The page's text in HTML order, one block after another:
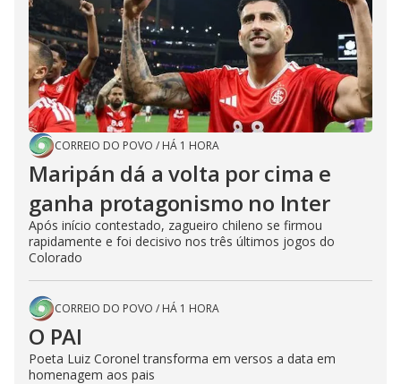
CORREIO DO POVO / HÁ 1 HORA
Maripán dá a volta por cima e
ganha protagonismo no Inter
Após início contestado, zagueiro chileno se firmou
rapidamente e foi decisivo nos três últimos jogos do
Colorado
CORREIO DO POVO / HÁ 1 HORA
O PAI
Poeta Luiz Coronel transforma em versos a data em
homenagem aos pais